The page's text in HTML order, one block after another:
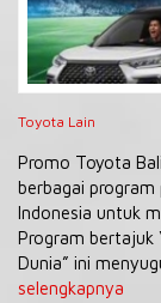
Toyota Lain
Promo Toyota
berbagai program
Indonesia untuk
Program bertajuk
Dunia” ini
selengkapnya